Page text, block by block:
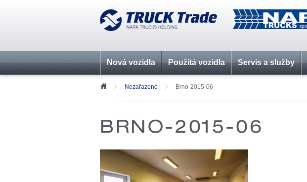
Nová vozidla Použitá vozidla Servis a služby
Nezařazené Brno-2015-06
BRNO-2015-06